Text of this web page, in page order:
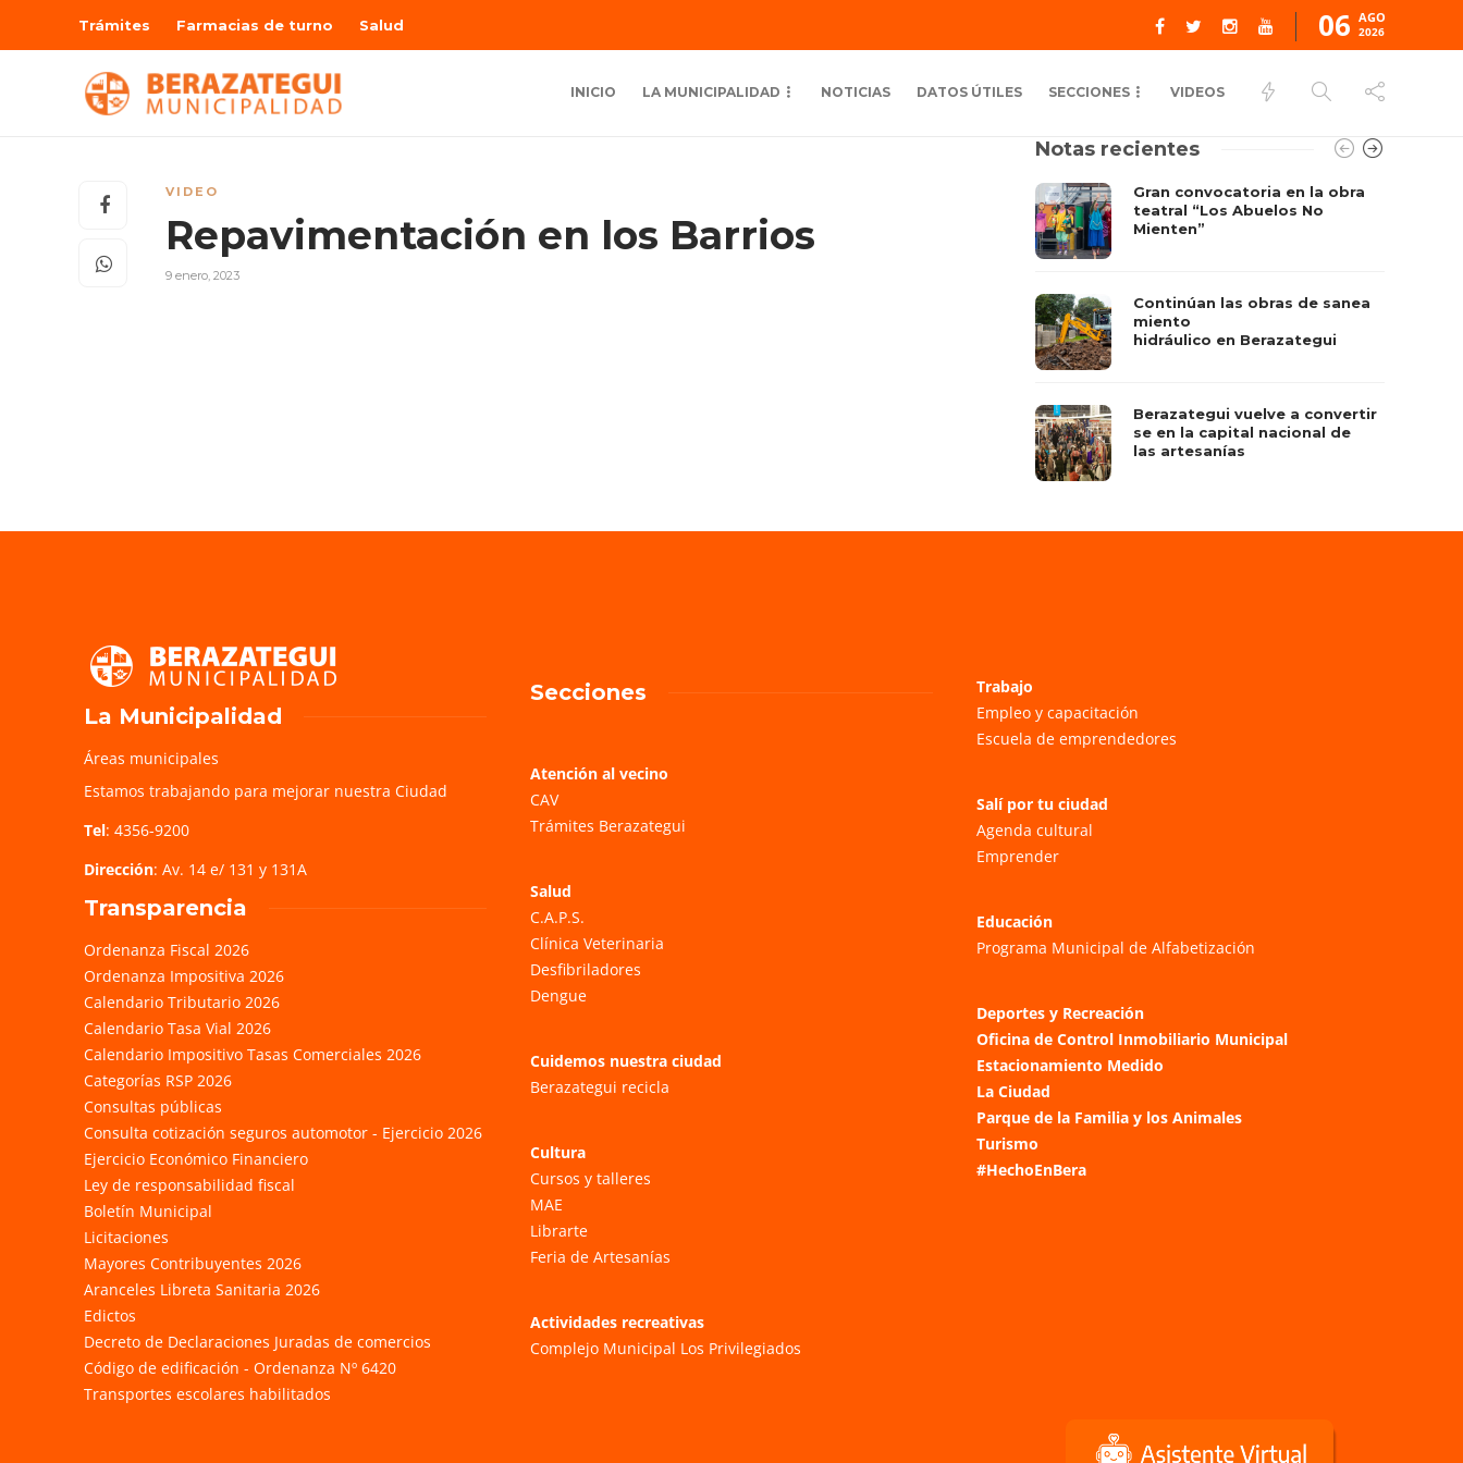
Trámites Farmacias de turno Salud 06 AGO
2026
INICIO LA MUNICIPALIDAD NOTICIAS DATOS ÚTILES SECCIONES VIDEOS
VIDEO
Repavimentación en los Barrios
9 enero, 2023
Notas recientes
Gran convocatoria en la obra
teatral “Los Abuelos No
Mienten”
Continúan las obras de sanea
miento
hidráulico en Berazategui
Berazategui vuelve a convertir
se en la capital nacional de
las artesanías
La Municipalidad
Áreas municipales
Estamos trabajando para mejorar nuestra Ciudad
Tel: 4356-9200
Dirección: Av. 14 e/ 131 y 131A
Transparencia
Ordenanza Fiscal 2026
Ordenanza Impositiva 2026
Calendario Tributario 2026
Calendario Tasa Vial 2026
Calendario Impositivo Tasas Comerciales 2026
Categorías RSP 2026
Consultas públicas
Consulta cotización seguros automotor - Ejercicio 2026
Ejercicio Económico Financiero
Ley de responsabilidad fiscal
Boletín Municipal
Licitaciones
Mayores Contribuyentes 2026
Aranceles Libreta Sanitaria 2026
Edictos
Decreto de Declaraciones Juradas de comercios
Código de edificación - Ordenanza Nº 6420
Transportes escolares habilitados
Secciones
Atención al vecino
CAV
Trámites Berazategui
Salud
C.A.P.S.
Clínica Veterinaria
Desfibriladores
Dengue
Cuidemos nuestra ciudad
Berazategui recicla
Cultura
Cursos y talleres
MAE
Librarte
Feria de Artesanías
Actividades recreativas
Complejo Municipal Los Privilegiados
Trabajo
Empleo y capacitación
Escuela de emprendedores
Salí por tu ciudad
Agenda cultural
Emprender
Educación
Programa Municipal de Alfabetización
Deportes y Recreación
Oficina de Control Inmobiliario Municipal
Estacionamiento Medido
La Ciudad
Parque de la Familia y los Animales
Turismo
#HechoEnBera